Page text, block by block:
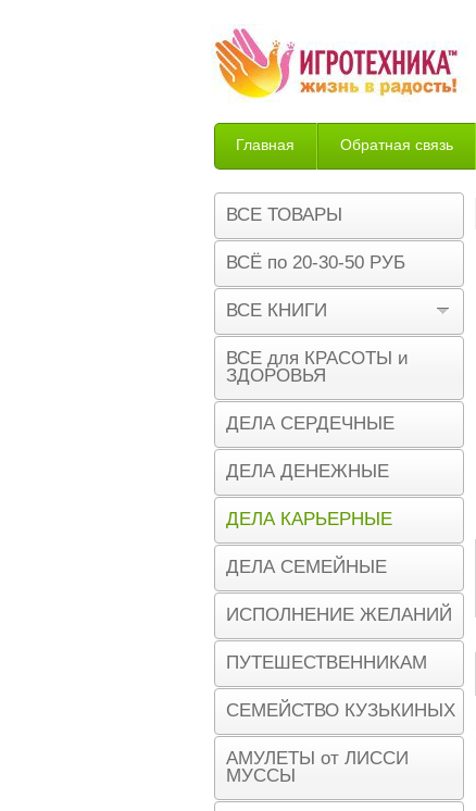
Главная Обратная связь
Возврат
ВСЕ ТОВАРЫ
ВСЁ по 20-30-50 РУБ
ВСЕ КНИГИ
ВСЕ для КРАСОТЫ и
ЗДОРОВЬЯ
ДЕЛА СЕРДЕЧНЫЕ
ДЕЛА ДЕНЕЖНЫЕ
ДЕЛА КАРЬЕРНЫЕ
ДЕЛА СЕМЕЙНЫЕ
ИСПОЛНЕНИЕ ЖЕЛАНИЙ
ПУТЕШЕСТВЕННИКАМ
СЕМЕЙСТВО КУЗЬКИНЫХ
АМУЛЕТЫ от ЛИССИ
МУССЫ